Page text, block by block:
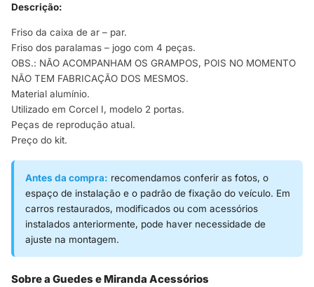
Descrição:
Friso da caixa de ar – par.
Friso dos paralamas – jogo com 4 peças.
OBS.: NÃO ACOMPANHAM OS GRAMPOS, POIS NO MOMENTO
NÃO TEM FABRICAÇÃO DOS MESMOS.
Material alumínio.
Utilizado em Corcel I, modelo 2 portas.
Peças de reprodução atual.
Preço do kit.
Antes da compra: recomendamos conferir as fotos, o
espaço de instalação e o padrão de fixação do veículo. Em
carros restaurados, modificados ou com acessórios
instalados anteriormente, pode haver necessidade de
ajuste na montagem.
Sobre a Guedes e Miranda Acessórios